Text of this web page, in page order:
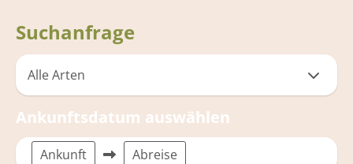
Suchanfrage
Ankunftsdatum auswählen
Ankunft Abreise